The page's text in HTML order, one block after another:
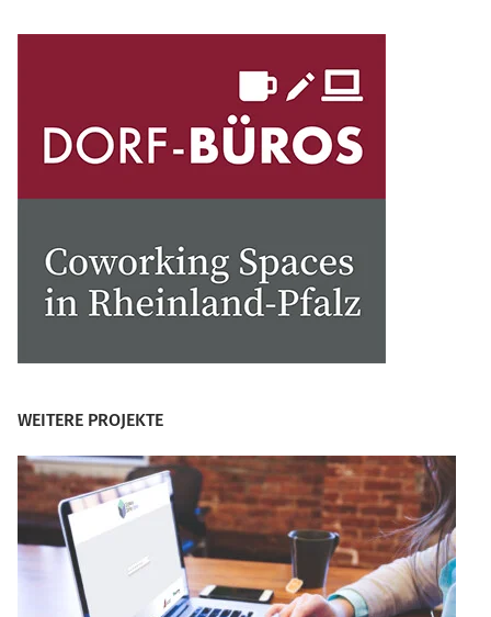
WEITERE PROJEKTE